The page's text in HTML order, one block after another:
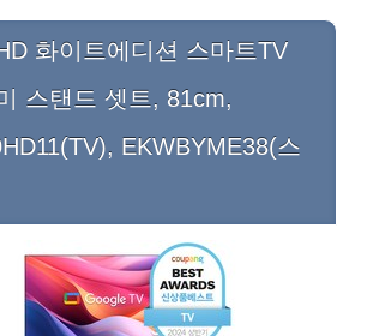
화이트에디션 스마트TV
스탠드 셋트, 81cm,
EKWBYME38(스